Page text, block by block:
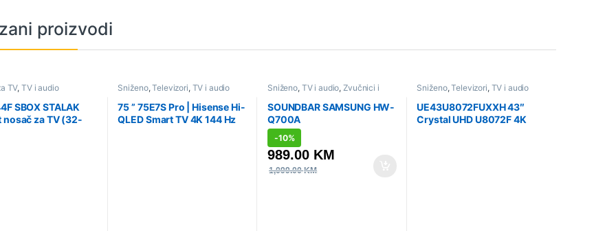
proizvodi
TV,TV i audio
SBOX STALAK
nosač za TV (32-
Sniženo,Televizori, TV i audio
75 ” 75E7S Pro | Hisense Hi-
QLED Smart TV 4K 144 Hz
Sniženo, TV i audio,Zvučnici i
SOUNDBAR SAMSUNG HW-
Q700A
-10%
989.00 KM
1,099.00KM
Sniženo,Televizori, TV i audio
UE43U8072FUXXH 43″
Crystal UHD U8072F 4K